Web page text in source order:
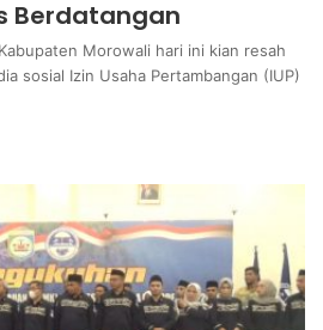
Berdatangan
Morowali hari ini kian resah
sosial Izin Usaha Pertambangan (IUP)